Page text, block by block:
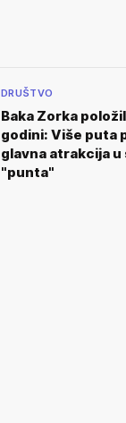
DRUŠTVO
Baka Zorka
godini: Više puta
glavna atrakcija u
"punta"